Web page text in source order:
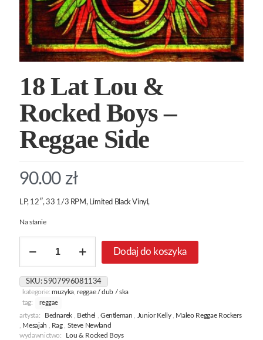
18 Lat Lou &
Rocked Boys –
Reggae Side
90.00 zł
LP, 12″, 33 1/3 RPM, Limited Black Vinyl,
Na stanie
Lou
&
Rocked
-
Reggae
Dodaj do koszyka
SKU: 5907996081134
kategorie:muzyka,reggae / dub / ska
tag:
reggae
artysta: Bednarek , Bethel , Gentleman , Junior Kelly, Maleo Reggae Rockers
, Mesajah , Rag, Steve Newland
wydawnictwo:
Lou & Rocked Boys